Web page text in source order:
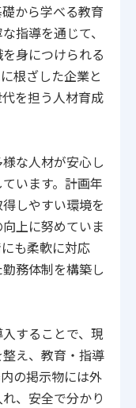
から学べる教育
指導を通じて、
身につけられる
根ざした企業と
を担う人材育成
な人材が安心し
います。計画年
しやすい環境を
上に努めていま
も柔軟に対応
務体制を構築し
することで、現
え、教育・指導
の掲示物には外
、安全で分かり